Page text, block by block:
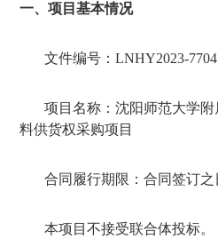
一、项目基本情况
文件编号： LNHY2023-7704
项目名称：沈阳师范大学
料供货权采购项目
合同履行期限：合同签订之
本项目不接受联合体投标。